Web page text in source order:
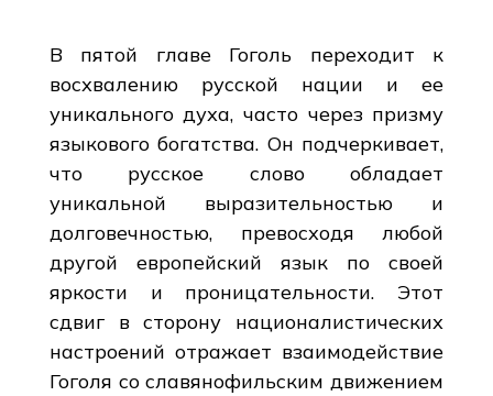
В пятой главе Гоголь переходит к
восхвалению русской нации и ее
уникального духа, часто через призму
языкового богатства. Он подчеркивает,
что русское слово обладает
уникальной выразительностью и
долговечностью, превосходя любой
другой европейский язык по своей
яркости и проницательности. Этот
сдвиг в сторону националистических
настроений отражает взаимодействие
Гоголя со славянофильским движением